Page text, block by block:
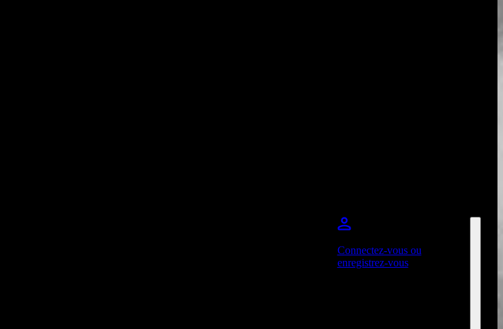
Connectez-vous ou
enregistrez-vous